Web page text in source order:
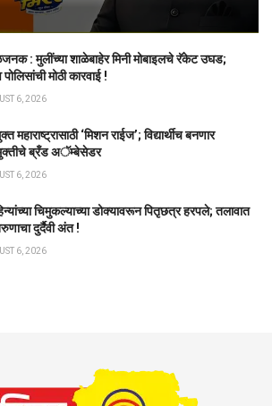
: मुलींच्या शाळेबाहेर मिनी मोबाइलचे रॅकेट उघड;
मोठी कारवाई !
6, 2026
महाराष्ट्रासाठी ‘मिशन राईज’; विद्यार्थीच बनणार
ब्रँड अॅम्बेसेडर
6, 2026
चिमुकल्याच्या डोक्यावरून पितृछत्र हरपले; तलावात
दुर्दैवी अंत !
6, 2026